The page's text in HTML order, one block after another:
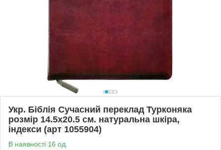
Укр. Біблія Сучасний переклад Турконяка
розмір 14.5х20.5 см. натуральна шкіра,
індекси (арт 1055904)
В наявності 16 од.